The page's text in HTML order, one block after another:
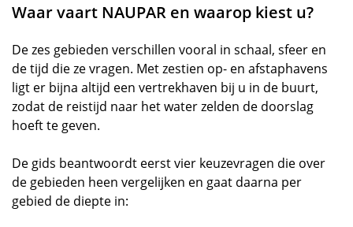
Waar vaart NAUPAR en waarop kiest u?
De zes gebieden verschillen vooral in schaal, sfeer en
de tijd die ze vragen. Met zestien op- en afstaphavens
ligt er bijna altijd een vertrekhaven bij u in de buurt,
zodat de reistijd naar het water zelden de doorslag
hoeft te geven.
De gids beantwoordt eerst vier keuzevragen die over
de gebieden heen vergelijken en gaat daarna per
gebied de diepte in: